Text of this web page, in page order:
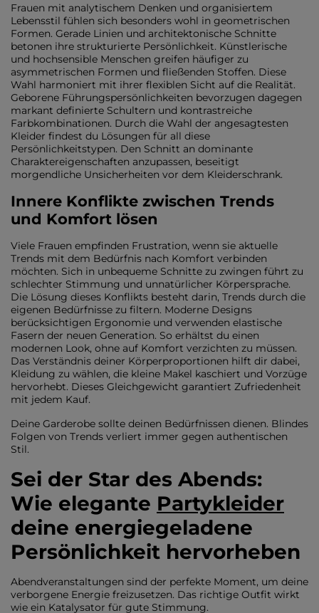
Frauen mit analytischem Denken und organisiertem
Lebensstil fühlen sich besonders wohl in geometrischen
Formen. Gerade Linien und architektonische Schnitte
betonen ihre strukturierte Persönlichkeit. Künstlerische
und hochsensible Menschen greifen häufiger zu
asymmetrischen Formen und fließenden Stoffen. Diese
Wahl harmoniert mit ihrer flexiblen Sicht auf die Realität.
Geborene Führungspersönlichkeiten bevorzugen dagegen
markant definierte Schultern und kontrastreiche
Farbkombinationen. Durch die Wahl der angesagtesten
Kleider findest du Lösungen für all diese
Persönlichkeitstypen. Den Schnitt an dominante
Charaktereigenschaften anzupassen, beseitigt
morgendliche Unsicherheiten vor dem Kleiderschrank.
Innere Konflikte zwischen Trends
und Komfort lösen
Viele Frauen empfinden Frustration, wenn sie aktuelle
Trends mit dem Bedürfnis nach Komfort verbinden
möchten. Sich in unbequeme Schnitte zu zwingen führt zu
schlechter Stimmung und unnatürlicher Körpersprache.
Die Lösung dieses Konflikts besteht darin, Trends durch die
eigenen Bedürfnisse zu filtern. Moderne Designs
berücksichtigen Ergonomie und verwenden elastische
Fasern der neuen Generation. So erhältst du einen
modernen Look, ohne auf Komfort verzichten zu müssen.
Das Verständnis deiner Körperproportionen hilft dir dabei,
Kleidung zu wählen, die kleine Makel kaschiert und Vorzüge
hervorhebt. Dieses Gleichgewicht garantiert Zufriedenheit
mit jedem Kauf.
Deine Garderobe sollte deinen Bedürfnissen dienen. Blindes
Folgen von Trends verliert immer gegen authentischen
Stil.
Sei der Star des Abends:
Wie elegante Partykleider
deine energiegeladene
Persönlichkeit hervorheben
Abendveranstaltungen sind der perfekte Moment, um deine
verborgene Energie freizusetzen. Das richtige Outfit wirkt
wie ein Katalysator für gute Stimmung.